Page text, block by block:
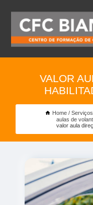
VALOR
Home Serviços
aulas de
valor aula